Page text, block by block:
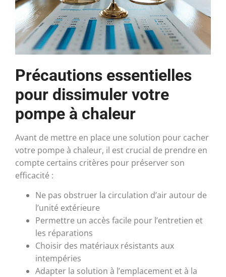
Précautions essentielles
pour dissimuler votre
pompe à chaleur
Avant de mettre en place une solution pour cacher
votre pompe à chaleur, il est crucial de prendre en
compte certains critères pour préserver son
efficacité :
Ne pas obstruer la circulation d’air autour de
l’unité extérieure
Permettre un accès facile pour l’entretien et
les réparations
Choisir des matériaux résistants aux
intempéries
Adapter la solution à l’emplacement et à la